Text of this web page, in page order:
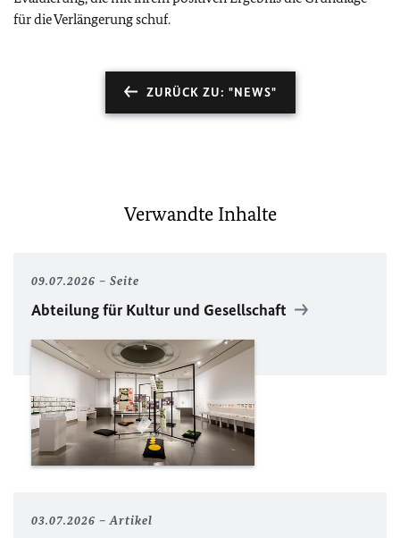
für die Verlängerung schuf.
ZURÜCK ZU: "NEWS"
Verwandte Inhalte
09.07.2026 Seite
Abteilung für Kultur und Gesellschaft
03.07.2026 Artikel